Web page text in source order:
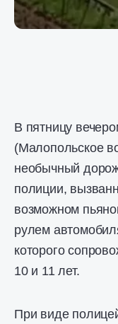
В пятницу
(Малопольское
необычный
полиции,
возможном
рулем
которого
10 и 11 лет.
При виде